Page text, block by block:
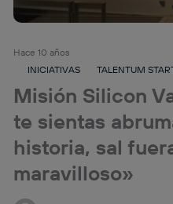
Hace 10 años
INICIATIVAS
TALENTUM
Misión Silicon
te sientas
historia, sal
maravilloso»